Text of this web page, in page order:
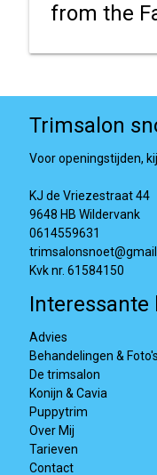
from the
Trimsalon
Voor openingstijden,
KJ de Vriezestraat 44
9648 HB Wildervank
0614559631
Kvk nr. 61584150
Interessante
Advies
Behandelingen & Foto's
De trimsalon
Konijn & Cavia
Puppytrim
Over Mij
Tarieven
Contact